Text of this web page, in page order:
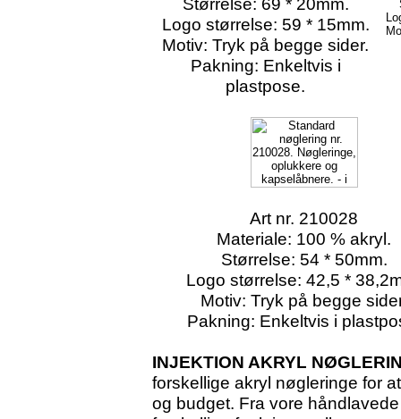
Logo størrelse: 59 * 15mm.
Motiv: Tryk på begge sider.
Pakning: Enkeltvis i
plastpose.
Art nr. 210028
Materiale: 100 % akryl.
Størrelse: 54 * 50mm.
Logo størrelse: 42,5 *
Motiv: Tryk på begge
Pakning: Enkeltvis i
INJEKTION AKRYL
forskellige akryl nøgleringe for
og budget. Fra vore